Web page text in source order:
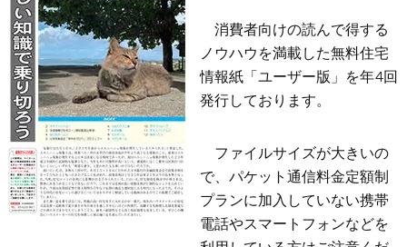
消費者向けの読んで得する
ノウハウを満載した無料住宅
情報紙「ユーザー版」を年4回
発行しております。
ファイルサイズが大きいの
で、パケット通信料金定額制
プランに加入していない携帯
電話やスマートフォンなどを